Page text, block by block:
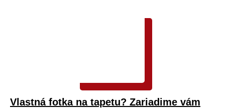
Vlastná fotka na tapetu? Zariadime vám